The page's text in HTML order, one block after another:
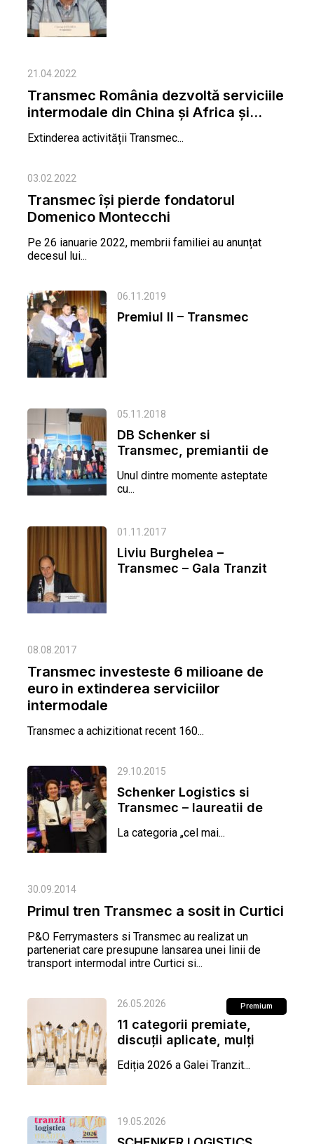
21.04.2022
Transmec România dezvoltă serviciile
intermodale din China și Africa și...
Extinderea activității Transmec...
03.02.2022
Transmec își pierde fondatorul
Domenico Montecchi
Pe 26 ianuarie 2022, membrii familiei au anunțat
decesul lui...
06.11.2019
Premiul II – Transmec
05.11.2018
DB Schenker si
Transmec, premiantii de
Unul dintre momente asteptate
cu...
01.11.2017
Liviu Burghelea –
Transmec – Gala Tranzit
08.08.2017
Transmec investeste 6 milioane de
euro in extinderea serviciilor
intermodale
Transmec a achizitionat recent 160...
29.10.2015
Schenker Logistics si
Transmec – laureatii de
La categoria „cel mai...
30.09.2014
Primul tren Transmec a sosit in Curtici
P&O Ferrymasters si Transmec au realizat un
parteneriat care presupune lansarea unei linii de
transport intermodal intre Curtici si...
26.05.2026
11 categorii premiate,
discuții aplicate, mulți
Ediția 2026 a Galei Tranzit...
Premium
19.05.2026